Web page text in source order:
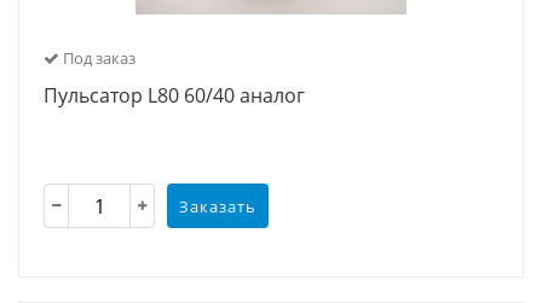
Под заказ
Пульсатор L80 60/40 аналог
Заказать